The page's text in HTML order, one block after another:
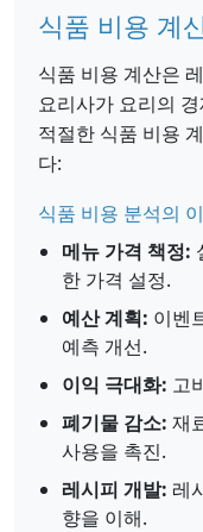
식품 비용 계
식품 비용 계산은
요리사가 요리의
적절한 식품 비용
다:
식품 비용 분석의
메뉴 가격 책정:
한 가격 설정.
예산 계획: 이벤
예측 개선.
이익 극대화: 고
폐기물 감소: 재
사용을 촉진.
레시피 개발: 레
향을 이해.